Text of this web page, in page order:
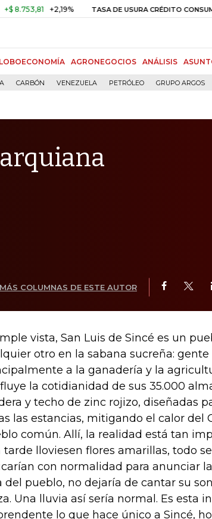
+2,19% TASA DE USURA CRÉDITO CONSUMO
AGRONEGOCIOS ANÁLISIS
CARBÓN VENEZUELA PETRÓLEO GRUPO ARGOS
MÁS COLUMNAS DE ESTE AUTOR
vista, San Luis de Sincé es un
otro en la sabana sucreña:
a la ganadería y la
la cotidianidad de sus 35.000
y techo de zinc rojizo, diseñadas
las estancias, mitigando el calor del
común. Allí, la realidad está tan
tarde lloviesen flores amarillas, todo
con normalidad para anunciar
del pueblo, no dejaría de cantar su
Una lluvia así sería normal. Es esta
lo que hace único a Sincé,